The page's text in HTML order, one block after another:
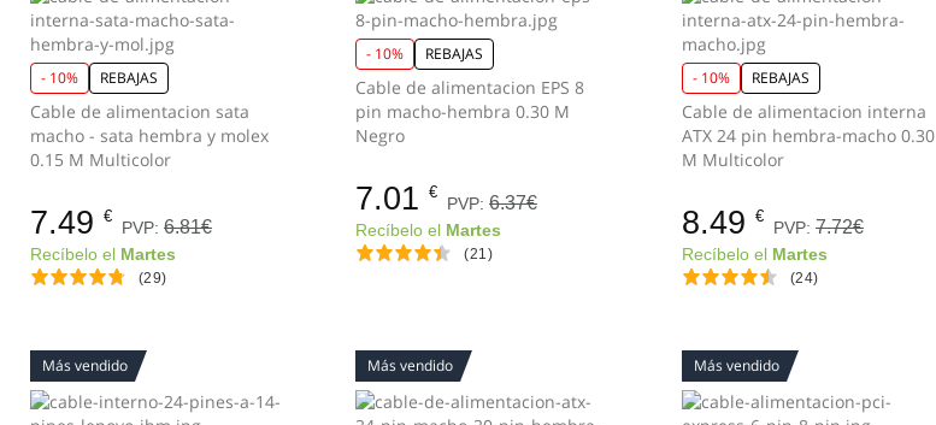
- 10% REBAJAS
Cable de alimentacion sata
macho - sata hembra y molex
0.15 M Multicolor
7.49 €
PVP: 6.81€
Recíbelo el Martes
(29)
- 10% REBAJAS
Cable de alimentacion EPS 8
pin macho-hembra 0.30 M
Negro
7.01 €
PVP:6.37€
Recíbelo el Martes
(21)
- 10% REBAJAS
Cable de alimentacion interna
ATX 24 pin hembra-macho 0.30
M Multicolor
8.49 €
PVP: 7.72€
Recíbelo el Martes
(24)
Más vendido Más vendido Más vendido